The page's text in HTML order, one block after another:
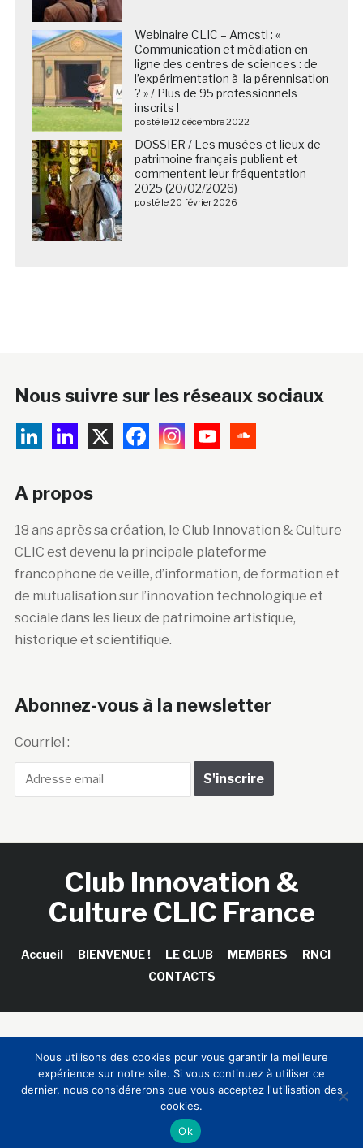
Webinaire CLIC – Amcsti : «
Communication et médiation en
ligne des centres de sciences : de
l’expérimentation à la pérennisation
? » / Plus de 95 professionnels
inscrits !
posté le 12 décembre 2022
DOSSIER / Les musées et lieux de
patrimoine français publient et
commentent leur fréquentation
2025 (20/02/2026)
posté le 20 février 2026
Nous suivre sur les réseaux sociaux
A propos
18 ans après sa création, le Club Innovation & Culture
CLIC est devenu la principale plateforme
francophone de veille, d’information, de formation et
de mutualisation sur l’innovation technologique et
sociale dans les lieux de patrimoine artistique,
historique et scientifique.
Abonnez-vous à la newsletter
Courriel :
Club Innovation &
Culture CLIC France
Accueil BIENVENUE ! LE CLUB MEMBRES
RNCI
CONTACTS
Sinapses Conseils
Nous utilisons des cookies pour vous garantir la meilleure
expérience sur notre site. Si vous continuez à utiliser ce
dernier, nous considérerons que vous acceptez l'utilisation des
cookies.
Ok